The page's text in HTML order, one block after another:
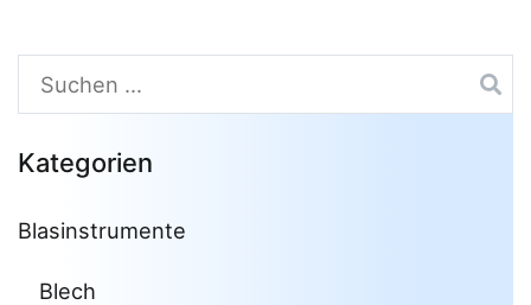
Suchen
nach:
Kategorien
Blasinstrumente
Blech